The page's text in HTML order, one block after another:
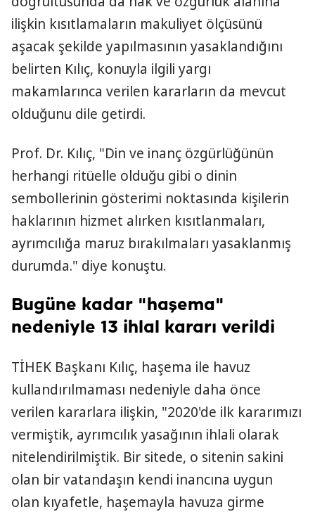
ilişkin kısıtlamaların makuliyet ölçüsünü
aşacak şekilde yapılmasının yasaklandığını
belirten Kılıç, konuyla ilgili yargı
makamlarınca verilen kararların da mevcut
olduğunu dile getirdi.
Prof. Dr. Kılıç, "Din ve inanç özgürlüğünün
herhangi ritüelle olduğu gibi o dinin
sembollerinin gösterimi noktasında kişilerin
haklarının hizmet alırken kısıtlanmaları,
ayrımcılığa maruz bırakılmaları yasaklanmış
durumda." diye konuştu.
Bugüne kadar "haşema"
nedeniyle 13 ihlal kararı verildi
TİHEK Başkanı Kılıç, haşema ile havuz
kullandırılmaması nedeniyle daha önce
verilen kararlara ilişkin, "2020'de ilk kararımızı
vermiştik, ayrımcılık yasağının ihlali olarak
nitelendirilmiştik. Bir sitede, o sitenin sakini
olan bir vatandaşın kendi inancına uygun
olan kıyafetle, haşemayla havuza girme